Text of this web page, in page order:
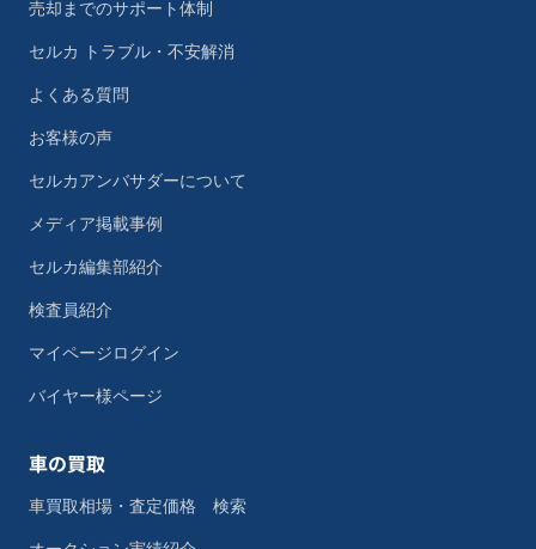
売却までのサポート体制
セルカ トラブル・不安解消
よくある質問
お客様の声
セルカアンバサダーについて
メディア掲載事例
セルカ編集部紹介
検査員紹介
マイページログイン
バイヤー様ページ
車の買取
車買取相場・査定価格 検索